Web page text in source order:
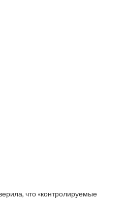
что «контролируемые